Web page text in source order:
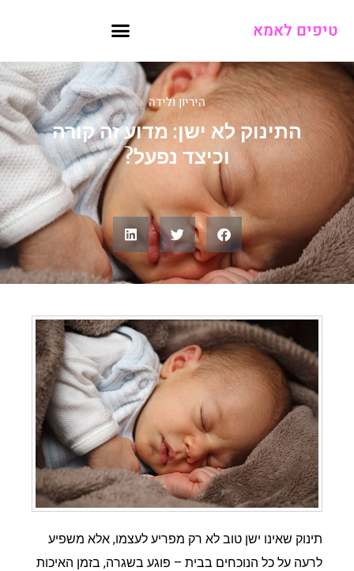
טיפים לאמא
היריון ולידה
התינוק לא ישן: מדוע זה קורה
וכיצד נפעל?
תינוק שאינו ישן טוב לא רק מפריע לעצמו, אלא משפיע
לרעה על כל הנוכחים בבית – פוגע בשגרה, בזמן האיכות